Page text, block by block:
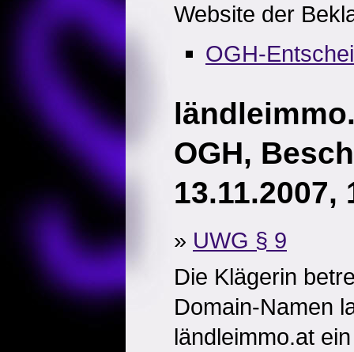
Website der
OGH-
OGH,
13.11.2007,
» UWG § 9
Die Klägerin
Domain-Namen
ländleimmo.at